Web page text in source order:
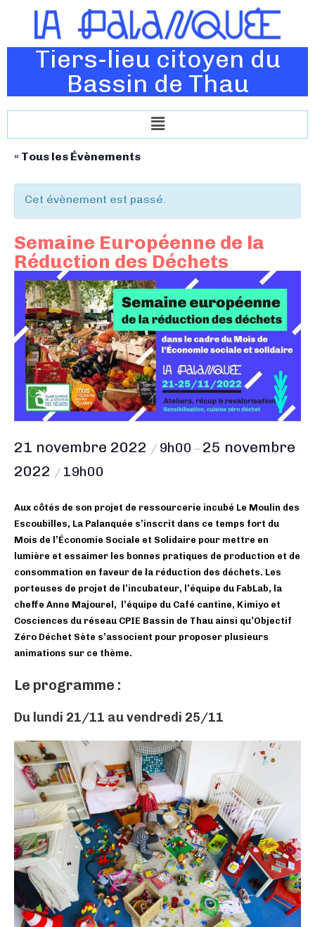
Tiers-lieu citoyen du
Bassin de Thau
« Tous les Évènements
Cet évènement est passé.
Semaine Européenne de la
Réduction des Déchets
21 novembre 2022 / 9h00 – 25 novembre
2022 / 19h00
Aux côtés de son projet de ressourcerie incubé Le Moulin des
Escoubilles, La Palanquée s’inscrit dans ce temps fort du
Mois de l’Économie Sociale et Solidaire pour mettre en
lumière et essaimer les bonnes pratiques de production et de
consommation en faveur de la réduction des déchets. Les
porteuses de projet de l’incubateur, l’équipe du FabLab, la
cheffe Anne Majourel, l’équipe du Café cantine, Kimiyo et
Cosciences du réseau CPIE Bassin de Thau ainsi qu’Objectif
Zéro Déchet Sète s’associent pour proposer plusieurs
animations sur ce thème.
Le programme :
Du lundi 21/11 au vendredi 25/11